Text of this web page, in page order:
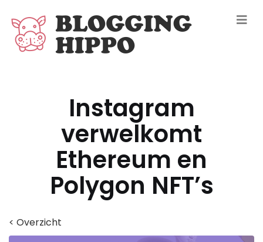
Instagram
verwelkomt
Ethereum en
Polygon NFT’s
< Overzicht